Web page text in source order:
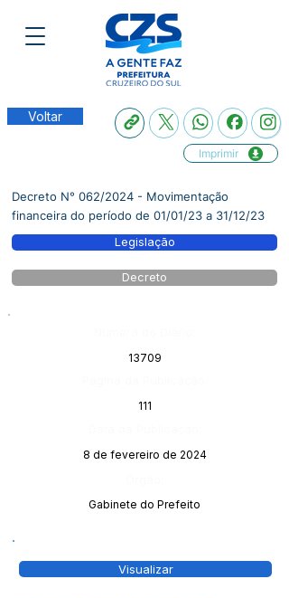
Voltar
Imprimir
Decreto N° 062/2024 - Movimentação
financeira do período de 01/01/23 a 31/12/23
Legislação
Decreto
13709
111
8 de fevereiro de 2024
Gabinete do Prefeito
Visualizar